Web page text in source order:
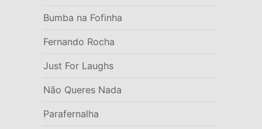
Bumba na Fofinha
Fernando Rocha
Just For Laughs
Não Queres Nada
Parafernalha